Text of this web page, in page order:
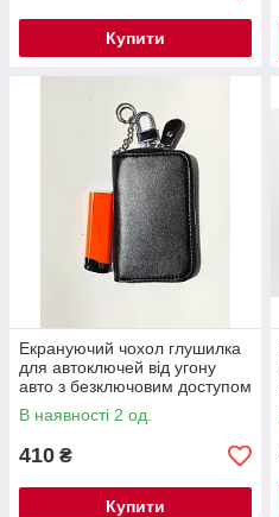
Купити
Екрануючий чохол глушилка
для автоключей від угону
авто з безключовим доступом
130мм х 80мм
В наявності 2 од.
410 ₴
Купити